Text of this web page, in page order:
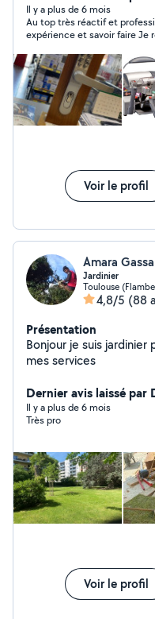
dépannages d'urgence
pour notre région
Il y a plus de 6 mois
Au top très réactif et professionnel En plus il
Voir le profil
Amara
Jardinier
Toulouse
4,8/5 (88
Présentation
Bonjour je suis
mes services
Dernier avis laissé par
Il y a plus de 6 mois
Très pro
Voir le profil